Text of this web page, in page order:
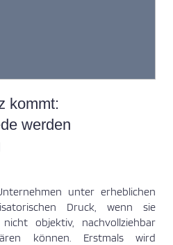
kommt:
werden
unter erheblichen
Druck, wenn sie
nicht objektiv, nachvollziehbar
können. Erstmals wird